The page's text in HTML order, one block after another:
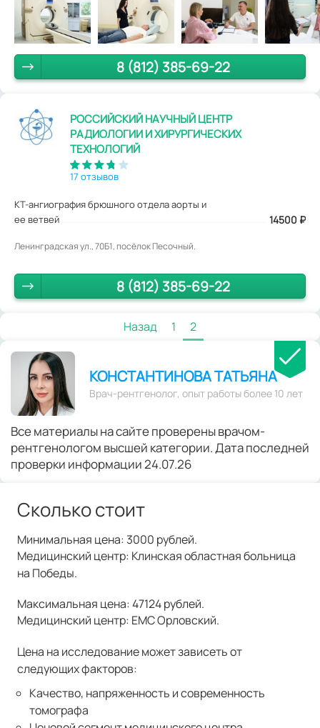
8 (812) 385-69-22
РОССИЙСКИЙ НАУЧНЫЙ ЦЕНТР
РАДИОЛОГИИ И ХИРУРГИЧЕСКИХ
ТЕХНОЛОГИЙ
17 отзывов
КТ-ангиография брюшного отдела аорты и
ее ветвей
14500 ₽
Ленинградская ул., 70Б1, посёлок Песочный.
8 (812) 385-69-22
Назад 1 2
КОНСТАНТИНОВА ТАТЬЯНА
Врач-рентгенолог, опыт работы более 10 лет
Все материалы на сайте проверены врачом-
рентгенологом высшей категории. Дата последней
проверки информации 24.07.26
Сколько стоит
Минимальная цена: 3000 рублей.
Медицинский центр: Клинская областная больница
на Победы.
Максимальная цена: 47124 рублей.
Медицинский центр: ЕМС Орловский.
Цена на исследование может зависеть от
следующих факторов:
Качество, напряженность и современность
томографа